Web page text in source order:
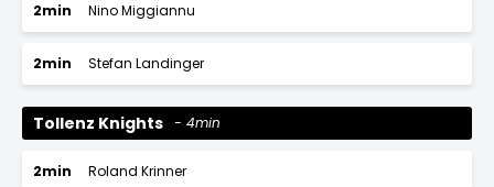
2min Nino Miggiannu
2min Stefan Landinger
Tollenz Knights 4min
2min Roland Krinner